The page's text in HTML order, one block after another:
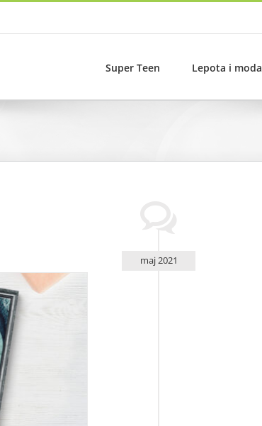
Super Teen Lepota i moda
maj 2021
popust